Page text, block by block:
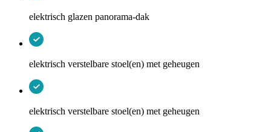
elektrisch glazen panorama-dak
elektrisch verstelbare stoel(en) met geheugen
elektrisch verstelbare stoel(en) met geheugen